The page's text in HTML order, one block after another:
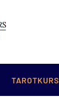
TAROTKURS